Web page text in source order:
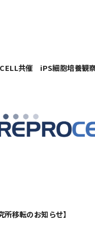
共催 iPS細胞培養観
所移転のお知らせ】